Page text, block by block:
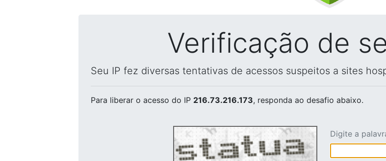
Verificação de
Seu IP fez diversas tentativas de acessos suspeitos a sites
Para liberar o acesso do IP 216.73.216.173, responda ao desafio abaixo.
Digite a